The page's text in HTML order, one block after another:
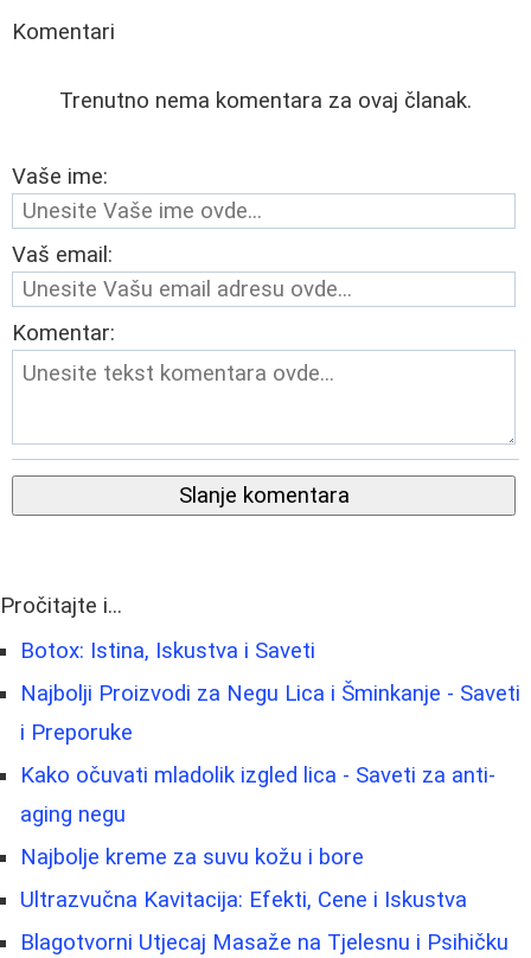
Komentari
Trenutno nema komentara za ovaj članak.
Vaše ime:
Vaš email:
Komentar:
Slanje komentara
Pročitajte i...
Botox: Istina, Iskustva i Saveti
Najbolji Proizvodi za Negu Lica i Šminkanje - Saveti
i Preporuke
Kako očuvati mladolik izgled lica - Saveti za anti-
aging negu
Najbolje kreme za suvu kožu i bore
Ultrazvučna Kavitacija: Efekti, Cene i Iskustva
Blagotvorni Utjecaj Masaže na Tjelesnu i Psihičku